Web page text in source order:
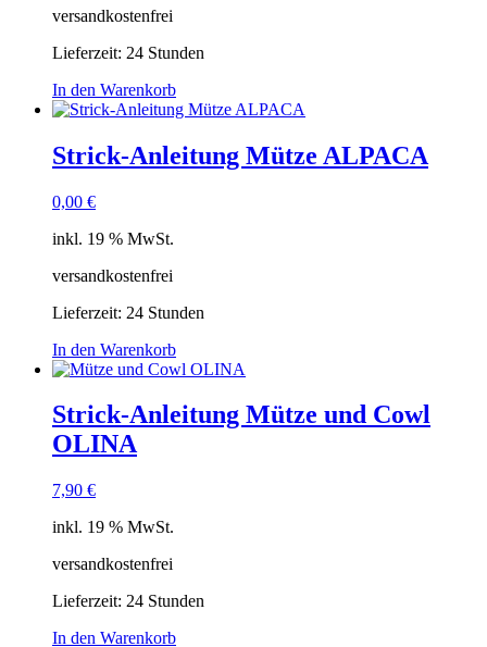
versandkostenfrei
Lieferzeit: 24 Stunden
In den Warenkorb
Strick-Anleitung Mütze ALPACA
0,00 €
inkl. 19 % MwSt.
versandkostenfrei
Lieferzeit: 24 Stunden
In den Warenkorb
Strick-Anleitung Mütze und Cowl
OLINA
7,90 €
inkl. 19 % MwSt.
versandkostenfrei
Lieferzeit: 24 Stunden
In den Warenkorb